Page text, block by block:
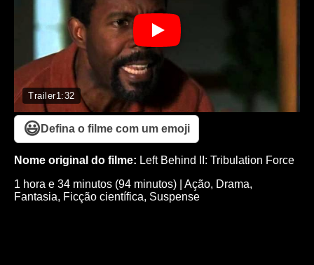
Trailer1:32
😃 Defina o filme com um emoji
Nome original do filme: Left Behind II: Tribulation Force
1 hora e 34 minutos (94 minutos)
Ação, Drama,
Fantasia, Ficção científica, Suspense